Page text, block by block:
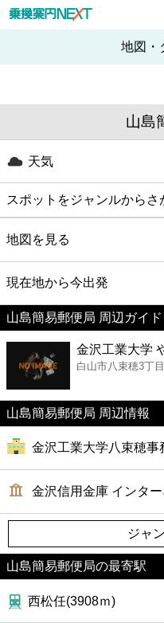
地図・
山島
天気
スポットをジャンルからさ
グルメ
映画
美容
コンビニ
薬局
スーパー
エンタメ
地図を見る
現在地から今出発
山島簡易郵便局 周辺ガイド
金沢工業大学
白山市八束穂3丁
山島簡易郵便局 周辺情報
金沢工業大学八束穂事
金沢信用金庫 インタ
ジャ
山島簡易郵便局の最寄駅
西松任(3908ｍ)